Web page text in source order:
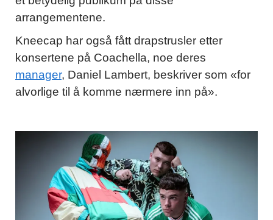
arrangementene.
Kneecap har også fått drapstrusler etter
konsertene på Coachella, noe deres
manager, Daniel Lambert, beskriver som «for
alvorlige til å komme nærmere inn på».